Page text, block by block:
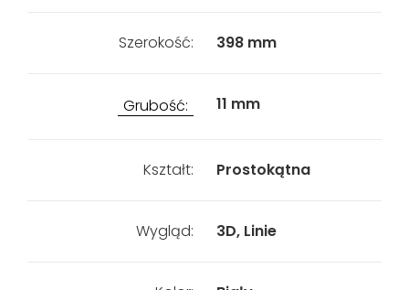
Szerokość: 398 mm
Grubość: 11 mm
Kształt: Prostokątna
Wygląd: 3D, Linie